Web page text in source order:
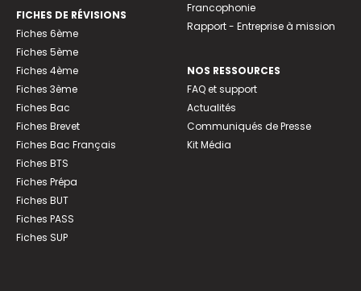
FICHES DE RÉVISIONS
Fiches 6ème
Fiches 5ème
Fiches 4ème
Fiches 3ème
Fiches Bac
Fiches Brevet
Fiches Bac Français
Fiches BTS
Fiches Prépa
Fiches BUT
Fiches PASS
Fiches SUP
Francophonie
Rapport - Entreprise à mission
NOS RESSOURCES
FAQ et support
Actualités
Communiqués de Presse
Kit Média